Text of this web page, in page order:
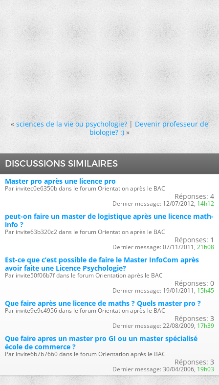
« sciences de la vie ou psychologie?|Devenir professeur de
biologie? :) »
DISCUSSIONS SIMILAIRES
Master pro après une licence pro
Par invitec0e6350b dans le forum Orientation après le BAC
Réponses: 4
Dernier message: 12/07/2012, 14h12
peut-on faire un master de logistique après une licence math-
info ?
Par invite63b320c2 dans le forum Orientation après le BAC
Réponses: 1
Dernier message: 07/11/2011, 21h08
Est-ce que c’est possible de faire le Master InfoCom après
avoir faite une Licence Psychologie?
Par invite50f06b7f dans le forum Orientation après le BAC
Réponses: 0
Dernier message: 19/01/2011, 15h45
Que faire après une licence de maths ? Quels master pro ?
Par invite9e9c4956 dans le forum Orientation après le BAC
Réponses: 3
Dernier message: 22/08/2009, 17h39
Que faire apres un master pro GI ou un master spécialisé
école de commerce ?
Par invite6b7b7660 dans le forum Orientation après le BAC
Réponses: 3
Dernier message: 30/04/2006, 19h03